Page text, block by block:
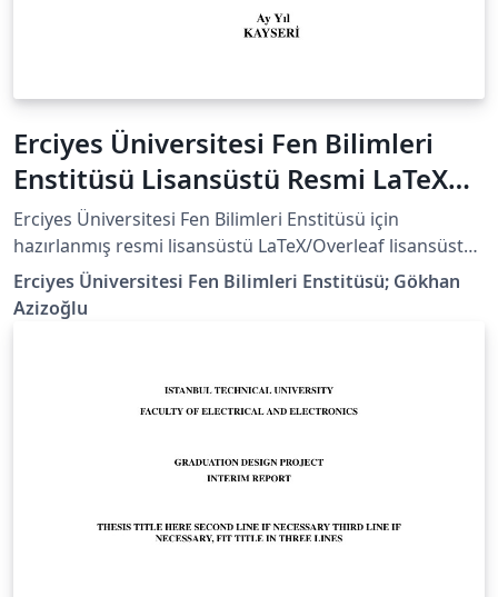
Erciyes Üniversitesi Fen Bilimleri
Enstitüsü Lisansüstü Resmi LaTeX
Tez Şablonu / Official Thesis
Template
Erciyes Üniversitesi Fen Bilimleri Enstitüsü için
hazırlanmış resmi lisansüstü LaTeX/Overleaf lisansüstü
tez şablonudur. Şablon, Fen Bilimleri Enstitüsünün resmi
tez yazım kurallarına ve “Lisansüstü Tez Yazım
Kılavuzu”na uygun olarak hazırlanmıştır. Şablon, Erciyes
yayımlanmıştır: Yüksek Lisans Formları:
https://fbe.erciyes.edu.tr/tr/doktora-formlari-turkce-
thesis template for Erciyes University Graduate School
Erciyes Üniversitesi Fen Bilimleri Enstitüsü; Gökhan
Azizoğlu